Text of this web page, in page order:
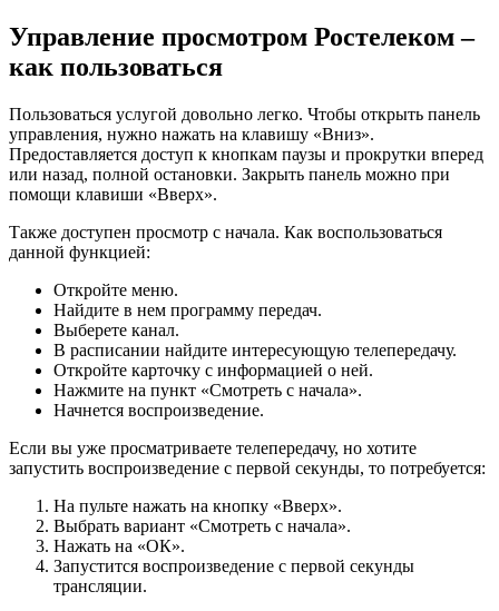
Управление просмотром Ростелеком –
как пользоваться
Пользоваться услугой довольно легко. Чтобы открыть панель
управления, нужно нажать на клавишу «Вниз».
Предоставляется доступ к кнопкам паузы и прокрутки вперед
или назад, полной остановки. Закрыть панель можно при
помощи клавиши «Вверх».
Также доступен просмотр с начала. Как воспользоваться
данной функцией:
Откройте меню.
Найдите в нем программу передач.
Выберете канал.
В расписании найдите интересующую телепередачу.
Откройте карточку с информацией о ней.
Нажмите на пункт «Смотреть с начала».
Начнется воспроизведение.
Если вы уже просматриваете телепередачу, но хотите
запустить воспроизведение с первой секунды, то потребуется:
На пульте нажать на кнопку «Вверх».
Выбрать вариант «Смотреть с начала».
Нажать на «ОК».
Запустится воспроизведение с первой секунды
трансляции.